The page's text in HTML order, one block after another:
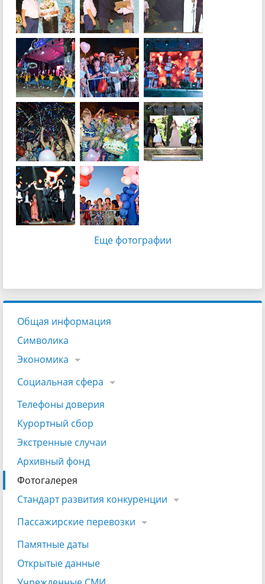
Еще фотографии
Общая информация
Символика
Экономика
Социальная сфера
Телефоны доверия
Курортный сбор
Экстренные случаи
Архивный фонд
Фотогалерея
Стандарт развития конкуренции
Пассажирские перевозки
Памятные даты
Открытые данные